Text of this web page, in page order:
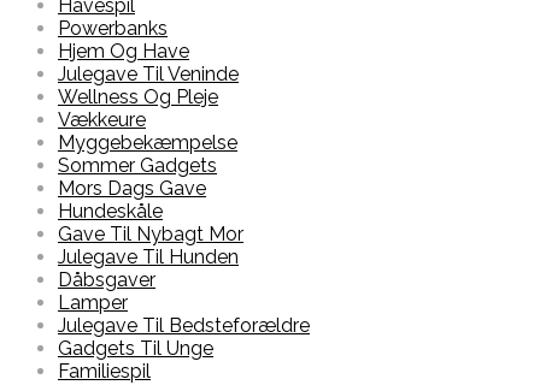
Havespil
Powerbanks
Hjem Og Have
Julegave Til Veninde
Wellness Og Pleje
Vækkeure
Myggebekæmpelse
Sommer Gadgets
Mors Dags Gave
Hundeskåle
Gave Til Nybagt Mor
Julegave Til Hunden
Dåbsgaver
Lamper
Julegave Til Bedsteforældre
Gadgets Til Unge
Familiespil